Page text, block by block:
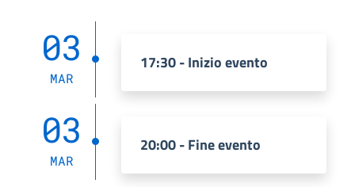
03
MAR
17:30 - Inizio evento
03
MAR
20:00 - Fine evento